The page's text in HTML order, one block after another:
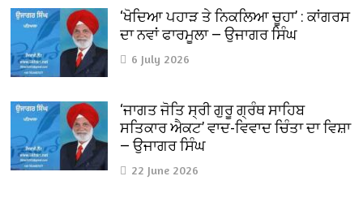
‘ਖੋਦਿਆ ਪਹਾੜ ਤੇ ਨਿਕਲਿਆ ਚੂਹਾ’ : ਕਾਂਗਰਸ
ਦਾ ਨਵਾਂ ਫਾਰਮੂਲਾ — ਉਜਾਗਰ ਸਿੰਘ
6 July 2026
‘ਜਾਗਤ ਜੋਤਿ ਸ੍ਰੀ ਗੁਰੂ ਗ੍ਰੰਥ ਸਾਹਿਬ
ਸਤਿਕਾਰ ਐਕਟ’ ਵਾਦ-ਵਿਵਾਦ ਚਿੰਤਾ ਦਾ ਵਿਸ਼ਾ
— ਉਜਾਗਰ ਸਿੰਘ
22 June 2026